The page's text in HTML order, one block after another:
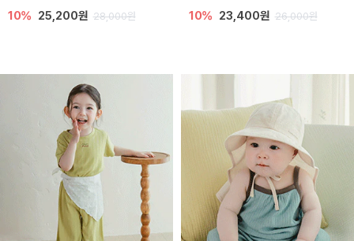
10% 25,200원 28,000원 10% 23,400원 26,000원